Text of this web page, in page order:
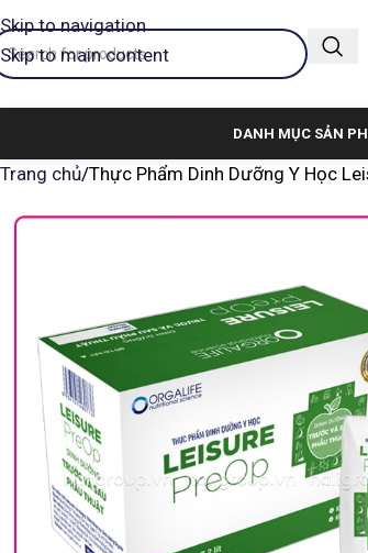
Skip to navigation
Skip to main content
DANH MỤC SẢN
Trang chủ Thực Phẩm Dinh Dưỡng Y Học